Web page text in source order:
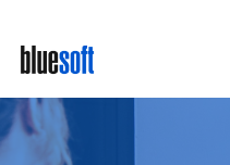
main
content